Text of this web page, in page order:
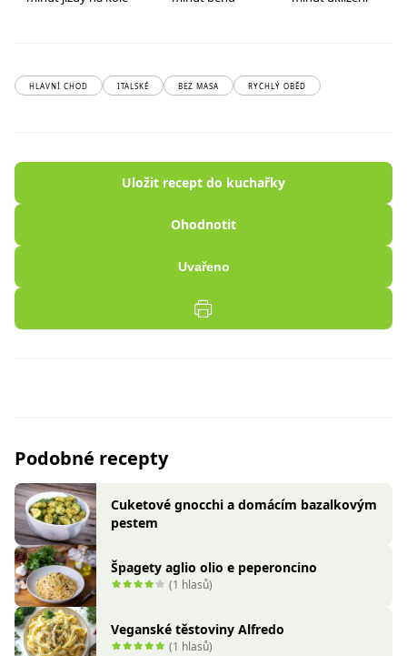
HLAVNÍ CHOD ITALSKÉ BEZ MASA RYCHLÝ OBĚD
Uložit recept do kuchařky
Ohodnotit
Uvařeno
Podobné recepty
Cuketové gnocchi a domácím bazalkovým
pestem
Špagety aglio olio e peperoncino
(1 hlasů)
Veganské těstoviny Alfredo
(1 hlasů)